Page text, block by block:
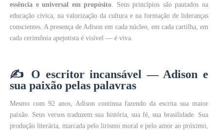
essência e universal em propósito . Seus princípios são pautados na
educação cívica, na valorização da cultura e na formação de lideranças
conscientes. A presença de Adison em cada núcleo, em cada cartilha, em
cada cerimônia apejotista é visível — é viva.
✍️ O escritor incansável — Adison e
sua paixão pelas palavras
Mesmo com 92 anos, Adison continua fazendo da escrita sua maior
paixão. Seus versos traduzem sua história, sua fé, sua brasilidade. Sua
produção literária, marcada pelo lirismo moral e pelo amor ao próximo,